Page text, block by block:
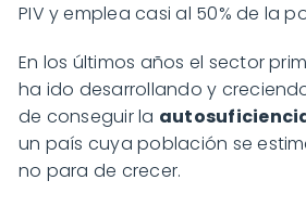
PIV y emplea casi al 50% de la
En los últimos años el sector
ha ido desarrollando y
de conseguir la
un país cuya población se
no para de crecer.